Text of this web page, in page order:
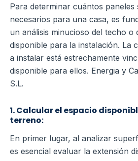
Para determinar cuántos paneles
necesarios para una casa, es
un análisis minucioso del techo o
disponible para la instalación. La
a instalar está estrechamente
disponible para ellos. Energia y
S.L.
1. Calcular el espacio
terreno:
En primer lugar, al analizar
es esencial evaluar la extensión